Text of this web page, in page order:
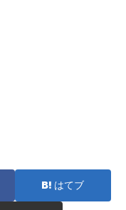
はてブ